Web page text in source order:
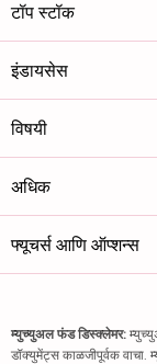
टॉप स्टॉक
इंडायसेस
विषयी
अधिक
फ्यूचर्स आणि ऑप्शन्स
म्युच्युअल फंड डिस्क्लेमर:
डॉक्युमेंट्स काळजीपूर्वक